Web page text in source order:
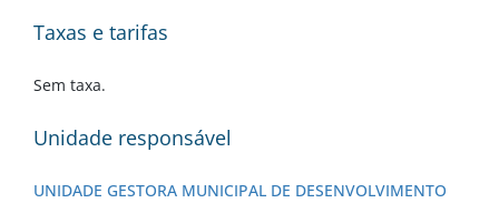
Taxas e tarifas
Sem taxa.
Unidade responsável
UNIDADE GESTORA MUNICIPAL DE DESENVOLVIMENTO